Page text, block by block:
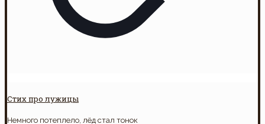
Стих про лужицы
Немного потеплело, лёд стал тонок